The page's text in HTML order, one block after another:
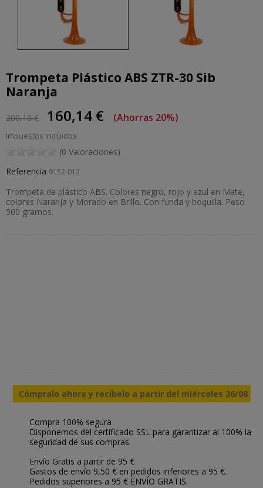
Trompeta Plástico ABS ZTR-30 Sib
Naranja
200,18 € 160,14 € Ahorras 20%
Impuestos incluidos
(0 Valoraciones)
Referencia 9152-012
Trompeta de plástico ABS. Colores negro, rojo y azul en Mate,
colores Naranja y Morado en Brillo. Con funda y boquilla. Peso
500 gramos.
Cómpralo ahora y recíbelo a partir del miércoles 26/08
Compra 100% segura
Disponemos del certificado SSL para garantizar al 100% la
seguridad de sus compras.
Envío Gratis a partir de 95 €
Gastos de envío 9,50 € en pedidos inferiores a 95 €.
Pedidos superiores a 95 € ENVÍO GRATIS.